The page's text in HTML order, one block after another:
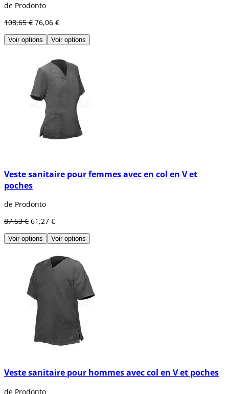
de Prodonto
108,65 € 76,06 €
Voir options Voir options
Veste sanitaire pour femmes avec en col en V et
poches
de Prodonto
87,53 € 61,27 €
Voir options Voir options
Veste sanitaire pour hommes avec col en V et poches
de Prodonto